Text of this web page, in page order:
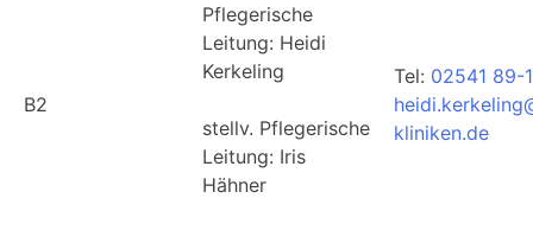
B2
Pflegerische
Leitung: Heidi
Kerkeling
stellv. Pflegerische
Leitung: Iris
Hähner
Tel: 02541 89-
kliniken.de